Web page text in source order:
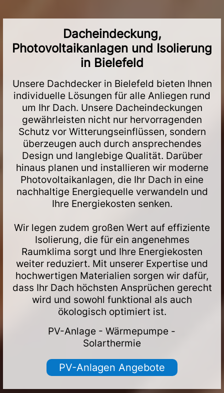
Dacheindeckung,
Photovoltaikanlagen und Isolierung
in Bielefeld
Unsere Dachdecker in Bielefeld bieten Ihnen
individuelle Lösungen für alle Anliegen rund
um Ihr Dach. Unsere Dacheindeckungen
gewährleisten nicht nur hervorragenden
Schutz vor Witterungseinflüssen, sondern
überzeugen auch durch ansprechendes
Design und langlebige Qualität. Darüber
hinaus planen und installieren wir moderne
Photovoltaikanlagen, die Ihr Dach in eine
nachhaltige Energiequelle verwandeln und
Ihre Energiekosten senken.
Wir legen zudem großen Wert auf effiziente
Isolierung, die für ein angenehmes
Raumklima sorgt und Ihre Energiekosten
weiter reduziert. Mit unserer Expertise und
hochwertigen Materialien sorgen wir dafür,
dass Ihr Dach höchsten Ansprüchen gerecht
wird und sowohl funktional als auch
ökologisch optimiert ist.
PV-Anlage - Wärmepumpe -
Solarthermie
PV-Anlagen Angebote